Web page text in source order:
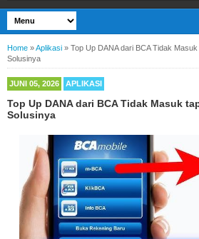
Home »Aplikasi » Top Up DANA dari BCA Tidak
Solusinya
JUNI 05, 2026 APLIKASI
Top Up DANA dari BCA Tidak Masuk
Solusinya